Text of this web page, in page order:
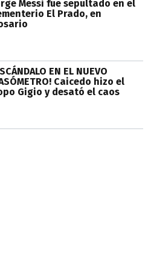
Messi fue sepultado en el
El Prado, en
EN EL NUEVO
Caicedo hizo el
Gigio y desató el caos